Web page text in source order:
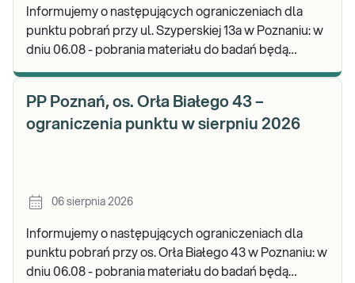
Informujemy o następujących ograniczeniach dla
punktu pobrań przy ul. Szyperskiej 13a w Poznaniu: w
dniu 06.08 - pobrania materiału do badań będą
PP Poznań, os. Orła Białego 43 –
ograniczenia punktu w sierpniu 2026
06 sierpnia 2026
Informujemy o następujących ograniczeniach dla
punktu pobrań przy os. Orła Białego 43 w Poznaniu: w
dniu 06.08 - pobrania materiału do badań będą